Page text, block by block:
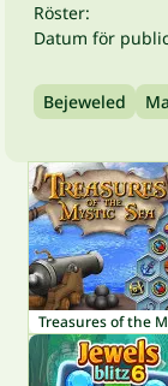
Röster:
Datum för
Bejeweled
Treasures of the